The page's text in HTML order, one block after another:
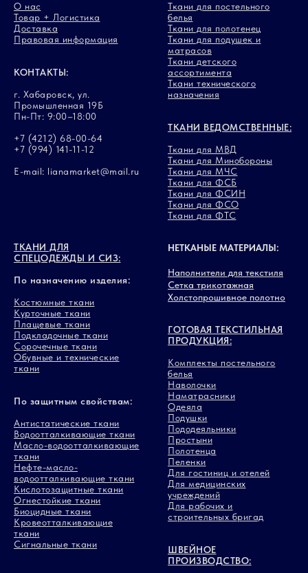
О нас
Товар + Логистика
Доставка
Правовая информация
КОНТАКТЫ:
г. Хабаровск, ул.
Промышленная 19Б
Пн-Пт: 9:00–18:00
+7 (4212) 68-00-64
+7 (994) 141-11-12
E-mail: lianamarket@mail.ru
Ткани для постельного
белья
Ткани для полотенец
Ткани для подушек и
матрасов
Ткани детского
ассортимента
Ткани технического
назначения
ТКАНИ ВЕДОМСТВЕННЫЕ:
Ткани для МВД
Ткани для Минобороны
Ткани для МЧС
Ткани для ФСБ
Ткани для ФСИН
Ткани для ФСО
Ткани для ФТС
ТКАНИ ДЛЯ
СПЕЦОДЕЖДЫ И СИЗ:
По назначению изделия:
Костюмные ткани
Курточные ткани
Плащевые ткани
Подкладочные ткани
Сорочечные ткани
Обувные и технические
ткани
По защитным свойствам:
Антистатические ткани
Водоотталкивающие ткани
Масло-водоотталкивающие
ткани
Нефте-масло-
водоотталкивающие ткани
Кислотозащитные ткани
Огнестойкие ткани
Биоцидные ткани
Кровеотталкивающие
ткани
Сигнальные ткани
НЕТКАНЫЕ МАТЕРИАЛЫ:
Наполнители для текстиля
Сетка трикотажная
Холстопрошивное полотно
ГОТОВАЯ ТЕКСТИЛЬНАЯ
ПРОДУКЦИЯ:
Комплекты постельного
белья
Наволочки
Наматрасники
Одеяла
Подушки
Пододеяльники
Простыни
Полотенца
Пеленки
Для гостиниц и отелей
Для медицинских
учреждений
Для рабочих и
строительных бригад
ШВЕЙНОЕ
ПРОИЗВОДСТВО: